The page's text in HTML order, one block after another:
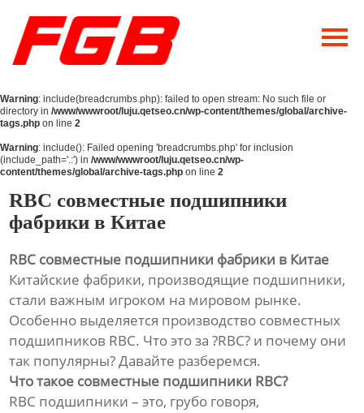
Главная
О Нас
Продукция
Новости
Warning: include(breadcrumbs.php): failed to open stream: No such file or
directory in /www/wwwroot/luju.qetseo.cn/wp-content/themes/global/archive-
tags.php on line 2
Warning: include(): Failed opening 'breadcrumbs.php' for inclusion
(include_path='.:') in /www/wwwroot/luju.qetseo.cn/wp-
content/themes/global/archive-tags.php on line 2
RBC совместные подшипники
фабрики в Китае
RBC совместные подшипники фабрики в Китае
Китайские фабрики, производящие подшипники,
стали важным игроком на мировом рынке.
Особенно выделяется производство совместных
подшипников RBC. Что это за ?RBC? и почему они
так популярны? Давайте разберемся.
Что такое совместные подшипники RBC?
RBC подшипники – это, грубо говоря,